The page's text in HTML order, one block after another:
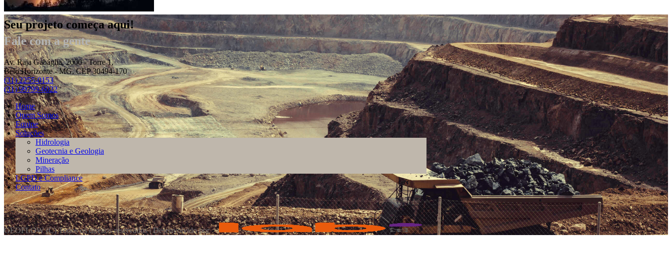
Seu projeto começa aqui!
Fale com a gente
Av. Raja Gabáglia, 2000 - Torre 1,
Belo Horizonte - MG, CEP 30494-170
(31) 2255-0153
(31) 99799-6022
Home
Quem Somos
Equipe
Soluções
Hidrologia
Geotecnia e Geologia
Mineração
Pilhas
LGPD e Compliance
Contato
GEOFLOW (C) Todos os direitos reservados | Desenvolvido por